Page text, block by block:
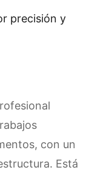
precisión y
con un
Está